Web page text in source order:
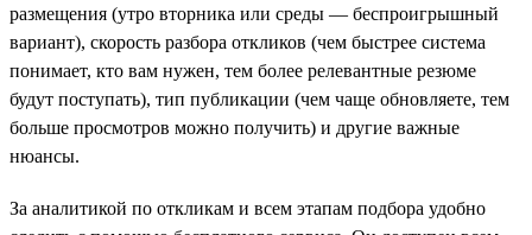
размещения (утро вторника или среды — беспроигрышный
вариант), скорость разбора откликов (чем быстрее система
понимает, кто вам нужен, тем более релевантные резюме
будут поступать), тип публикации (чем чаще обновляете, тем
больше просмотров можно получить) и другие важные
нюансы.
За аналитикой по откликам и всем этапам подбора удобно